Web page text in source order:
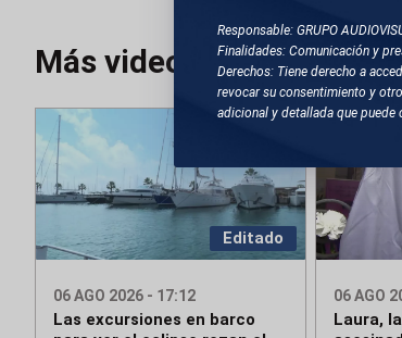
Responsable: GRUPO
Finalidades: Comunicación y
Derechos: Tiene derecho a
revocar su consentimiento y
adicional y detallada que puede
Más videos
Editado
06 AGO 2026 - 17:12
Las excursiones en barco
06 AGO
Laura,